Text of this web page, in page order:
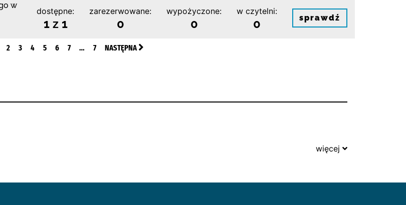
w
dostępne:
1 z 1
zarezerwowane:
0
wypożyczone:
0
w czytelni:
0 sprawdź
2 3 4 5 6 7 … 7 NASTĘPNA
więcej